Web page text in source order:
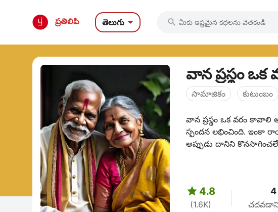
ప్రతిలిపి తెలుగు  
సామాజికం కుటుంబం
వాన ప్రస్థం ఒక వరం
స్పందన లభించింది. ఇంకా
 4.8
(1.6K)
4